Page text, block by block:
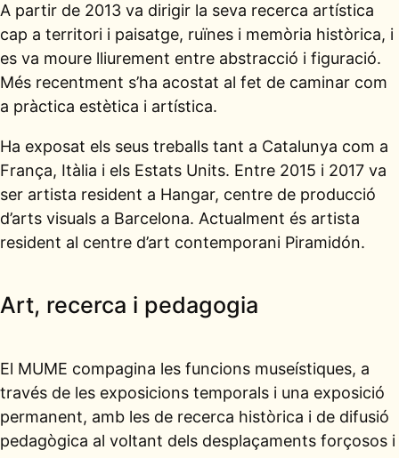
A partir de 2013 va dirigir la seva recerca artística
cap a territori i paisatge, ruïnes i memòria històrica, i
es va moure lliurement entre abstracció i figuració.
Més recentment s’ha acostat al fet de caminar com
a pràctica estètica i artística.
Ha exposat els seus treballs tant a Catalunya com a
França, Itàlia i els Estats Units. Entre 2015 i 2017 va
ser artista resident a Hangar, centre de producció
d’arts visuals a Barcelona. Actualment és artista
resident al centre d’art contemporani Piramidón.
Art, recerca i pedagogia
El MUME compagina les funcions museístiques, a
través de les exposicions temporals i una exposició
permanent, amb les de recerca històrica i de difusió
pedagògica al voltant dels desplaçaments forçosos i